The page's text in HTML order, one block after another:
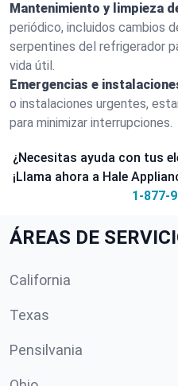
Mantenimiento y limpieza
periódico, incluidos cambios
serpentines del refrigerador
vida útil.
Emergencias e
o instalaciones urgentes,
para minimizar interrupciones.
¿Necesitas ayuda con tus
¡Llama ahora a Hale
1-877-
ÁREAS DE
California
Texas
Pensilvania